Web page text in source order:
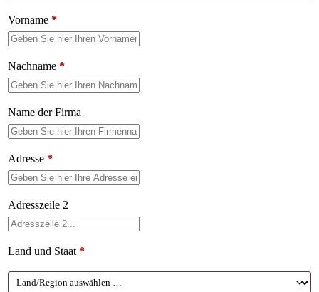
Vorname *
Nachname *
Name der Firma
Adresse *
Adresszeile 2
Land und Staat *